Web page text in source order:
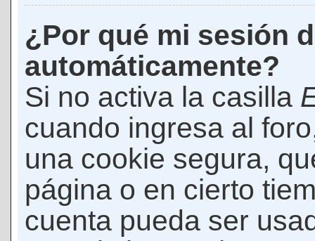
¿Por qué mi sesión
automáticamente?
Si no activa la casilla
cuando ingresa al
una cookie segura,
página o en cierto
cuenta pueda ser